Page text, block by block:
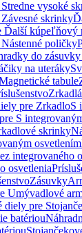
vysoké
skrinky
Ďalší kúpeľňový
poličky
do
na uteráky
tabule
pre ZrkadloS
S
skrinky
osvetlením
integrovaného
osvetlenia
Zásuvky
Umývadlové
diely pre
batériou